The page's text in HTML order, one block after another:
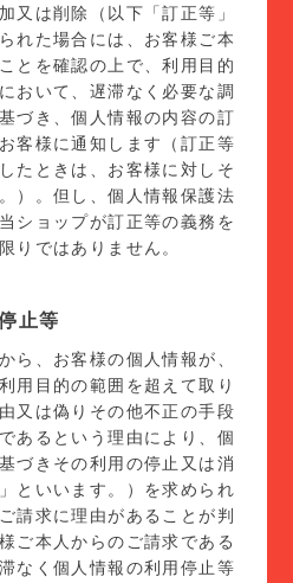
又は削除（以下「訂正等」
れた場合には、お客様ご本
とを確認の上で、利用目的
おいて、遅滞なく必要な調
づき、個人情報の内容の訂
客様に通知します（訂正等
たときは、お客様に対しそ
）。但し、個人情報保護法
ショップが訂正等の義務を
りではありません。
止等
ら、お客様の個人情報が、
用目的の範囲を超えて取り
又は偽りその他不正の手段
あるという理由により、個
づきその利用の停止又は消
といいます。）を求められ
請求に理由があることが判
ご本人からのご請求である
なく個人情報の利用停止等